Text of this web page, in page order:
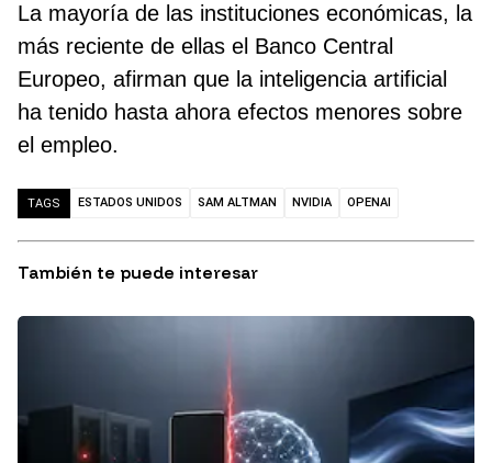
La mayoría de las instituciones económicas, la
más reciente de ellas el Banco Central
Europeo, afirman que la inteligencia artificial
ha tenido hasta ahora efectos menores sobre
el empleo.
TAGS ESTADOS UNIDOS SAM ALTMAN NVIDIA OPENAI
También te puede interesar